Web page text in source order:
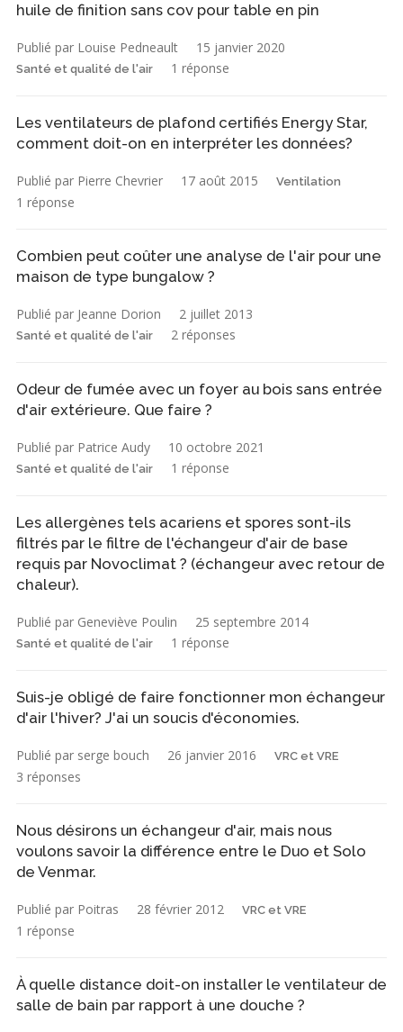
huile de finition sans cov pour table en pin
Publié par Louise Pedneault 15 janvier 2020
Santé et qualité de l'air 1 réponse
Les ventilateurs de plafond certifiés Energy Star,
comment doit-on en interpréter les données?
Publié par Pierre Chevrier 17 août 2015 Ventilation
1 réponse
Combien peut coûter une analyse de l'air pour une
maison de type bungalow ?
Publié par Jeanne Dorion 2 juillet 2013
Santé et qualité de l'air 2 réponses
Odeur de fumée avec un foyer au bois sans entrée
d'air extérieure. Que faire ?
Publié par Patrice Audy 10 octobre 2021
Santé et qualité de l'air 1 réponse
Les allergènes tels acariens et spores sont-ils
filtrés par le filtre de l'échangeur d'air de base
requis par Novoclimat ? (échangeur avec retour de
chaleur).
Publié par Geneviève Poulin 25 septembre 2014
Santé et qualité de l'air 1 réponse
Suis-je obligé de faire fonctionner mon échangeur
d'air l'hiver? J'ai un soucis d'économies.
Publié par serge bouch 26 janvier 2016 VRC et VRE
3 réponses
Nous désirons un échangeur d'air, mais nous
voulons savoir la différence entre le Duo et Solo
de Venmar.
Publié par Poitras 28 février 2012 VRC et VRE
1 réponse
À quelle distance doit-on installer le ventilateur de
salle de bain par rapport à une douche ?